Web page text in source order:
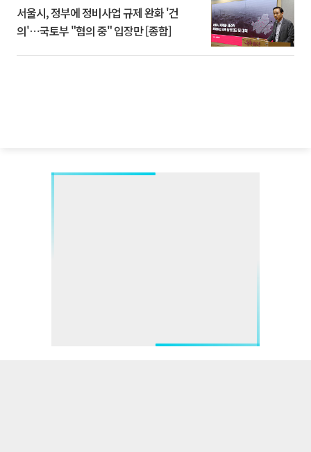
서울시, 정부에 정비사업 규제 완화 '건
의'⋯국토부 "협의 중" 입장만 [종합]